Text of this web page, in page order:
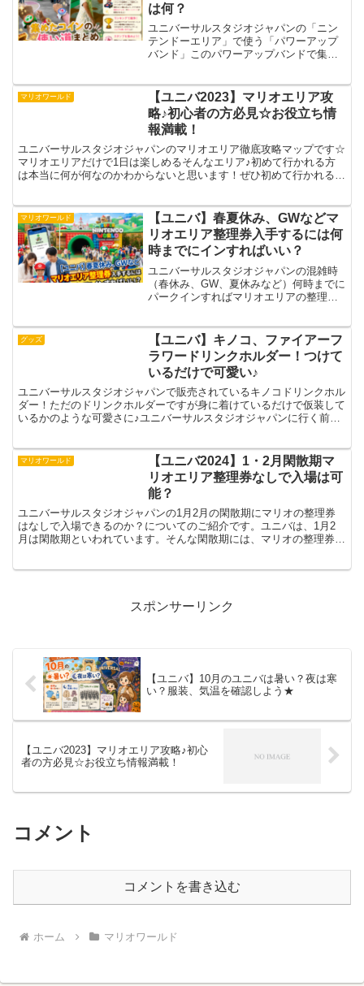
は何？
ユニバーサルスタジオジャパンの「ニン
テンドーエリア」で使う「パワーアップ
バンド」このパワーアップバンドで集め
インの使い道をご紹介していきます。
【ユニバ】パワーアップバン...
マリオワールド
【ユニバ2023】マリオエリア攻
略♪初心者の方必見☆お役立ち情
報満載！
ユニバーサルスタジオジャパンのマリオエリア徹底攻略マップです☆
マリオエリアだけで1日は楽しめるそんなエリア♪初めて行かれる方
は本当に何が何なのかわからないと思います！ぜひ初めて行かれる方
マリオワールド
【ユニバ】春夏休み、GWなどマ
リオエリア整理券入手するには何
時までにインすればいい？
ユニバーサルスタジオジャパンの混雑時
（春休み、GW、夏休みなど）何時までに
パークインすればマリオエリアの整理券
テンドーエリア！年間を通して混雑する
時期が沢山あります。混雑...
グッズ
【ユニバ】キノコ、ファイアーフ
ラワードリンクホルダー！つけて
いるだけで可愛い♪
ユニバーサルスタジオジャパンで販売されているキノコドリンクホル
ダー！ただのドリンクホルダーですが身に着けているだけで仮装して
いるかのような可愛さに♪ユニバーサルスタジオジャパンに行く前に
マリオワールド
【ユニバ2024】1・2月閑散期マ
リオエリア整理券なしで入場は可
能？
ユニバーサルスタジオジャパンの1月2月の閑散期にマリオの整理券
はなしで入場できるのか？についてのご紹介です。ユニバは、1月2
月は閑散期といわれています。そんな閑散期には、マリオの整理券な
スポンサーリンク
【ユニバ】10月のユニバは暑い？夜は寒
い？服装、気温を確認しよう★
【ユニバ2023】マリオエリア攻略♪初心
者の方必見☆お役立ち情報満載！
コメント
コメントを書き込む
ホーム マリオワールド